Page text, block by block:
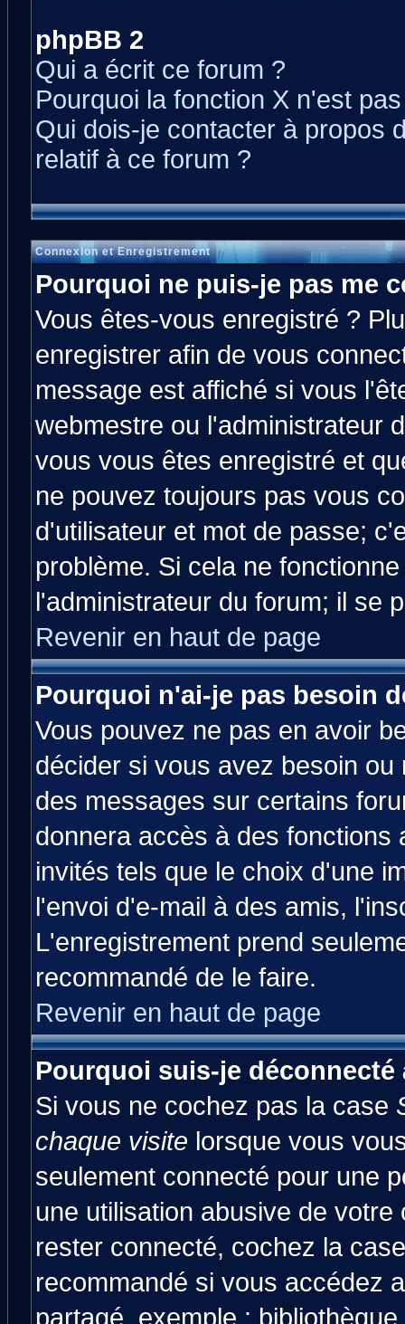
phpBB 2
Qui a écrit ce forum ?
Pourquoi la fonction X n'est
Qui dois-je contacter à propos
relatif à ce forum ?
Connexion et Enregistrement
Pourquoi ne puis-je pas me
Vous êtes-vous enregistré ?
enregistrer afin de vous
message est affiché si vous
webmestre ou l'administrateur
vous vous êtes enregistré et
ne pouvez toujours pas vous
d'utilisateur et mot de passe;
problème. Si cela ne
l'administrateur du forum; il se
Revenir en haut de page
Pourquoi n'ai-je pas besoin
Vous pouvez ne pas en avoir
décider si vous avez besoin
des messages sur certains
donnera accès à des fonctions
invités tels que le choix d'une
l'envoi d'e-mail à des amis,
L'enregistrement prend
recommandé de le faire.
Revenir en haut de page
Pourquoi suis-je
Si vous ne cochez pas la case
chaque visite lorsque vous
seulement connecté pour une
une utilisation abusive de
rester connecté, cochez la
recommandé si vous accédez
partagé, exemple :